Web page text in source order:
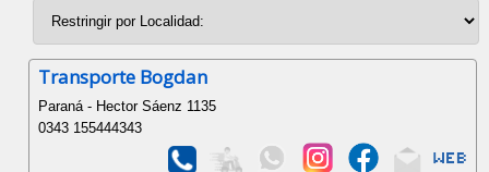
Transporte Bogdan
Paraná - Hector Sáenz 1135
0343 155444343